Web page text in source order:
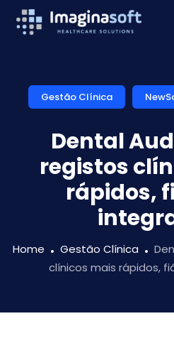
Gestão Clínica
Dental
registos
rápidos,
Home Gestão Clínica
clínicos mais rápidos,